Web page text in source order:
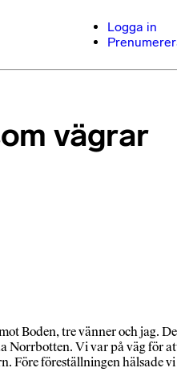
Logga in
vägrar
Boden, tre vänner och jag. De
Norrbotten. Vi var på väg för
Före föreställningen hälsade vi